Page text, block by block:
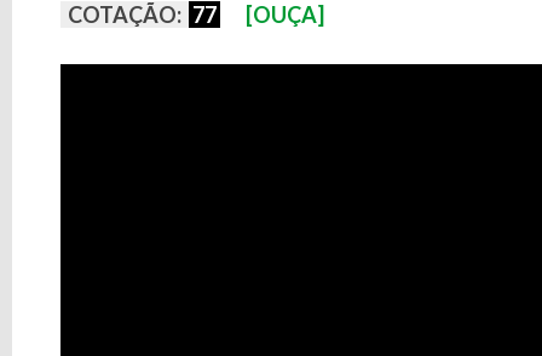
COTAÇÃO: 77 [OUÇA]